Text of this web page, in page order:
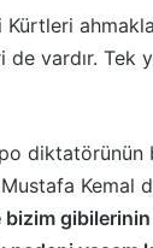
de vardır. Tek
diktatörünün
Kemal
bizim